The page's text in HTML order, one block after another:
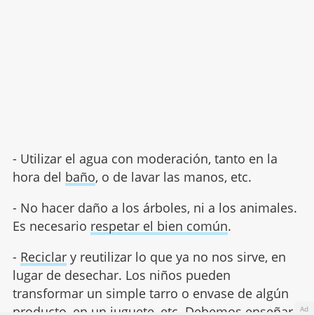
- Utilizar el agua con moderación, tanto en la
hora del baño, o de lavar las manos, etc.
- No hacer daño a los árboles, ni a los animales.
Es necesario respetar el bien común.
- Reciclary reutilizar lo que ya no nos sirve, en
lugar de desechar. Los niños pueden
transformar un simple tarro o envase de algún
Ad